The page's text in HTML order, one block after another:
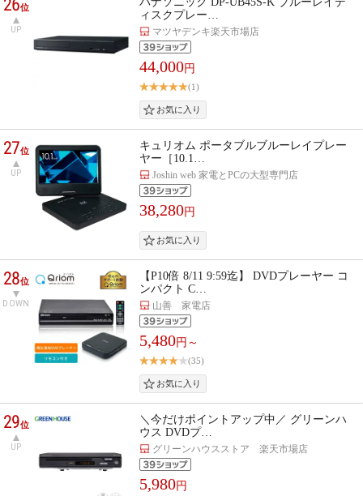
26位
UP
ィスクプレー…
マツヤデンキ楽天市場店
44,000円
(1)
27位
UP
キュリオム ポータブルブルーレイプレー
ヤー［10.1…
Joshin web 家電とPCの大型専門店
38,280円
28位
DOWN
【P10倍 8/11 9:59迄】 DVDプレーヤー コ
ンパクト C…
山善 家電店
5,480円～
(35)
29位
UP
＼今だけポイントアップ中／ グリーンハ
ウス DVDプ…
グリーンハウスストア 楽天市場店
5,980円